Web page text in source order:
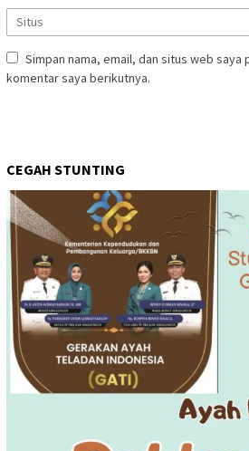
Simpan nama, email, dan situs web saya
komentar saya berikutnya.
CEGAH STUNTING